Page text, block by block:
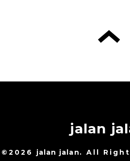
jalan
©2026 jalan jalan. All